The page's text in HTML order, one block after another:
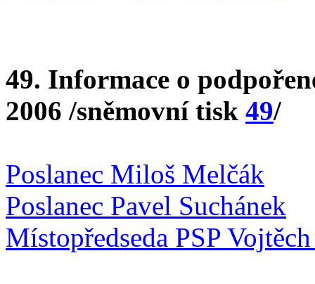
49. Informace o
2006 /sněmovní tisk 49/
Poslanec Miloš Melčák
Poslanec Pavel Suchánek
Místopředseda PSP